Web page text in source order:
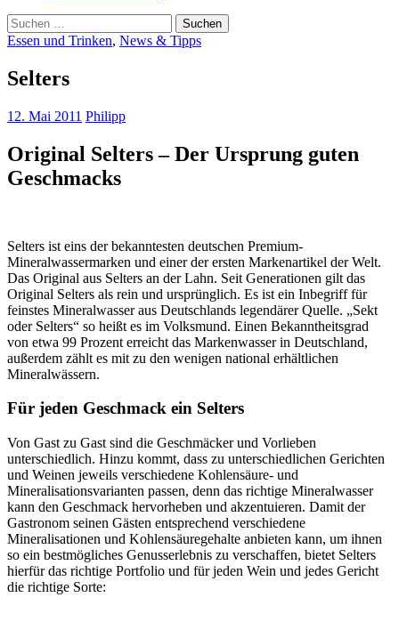
Suchen
nach:
Essen und Trinken, News & Tipps
Selters
12. Mai 2011 Philipp
Original Selters – Der Ursprung guten
Geschmacks
Selters ist eins der bekanntesten deutschen Premium-
Mineralwassermarken und einer der ersten Markenartikel der Welt.
Das Original aus Selters an der Lahn. Seit Generationen gilt das
Original Selters als rein und ursprünglich. Es ist ein Inbegriff für
feinstes Mineralwasser aus Deutschlands legendärer Quelle. „Sekt
oder Selters“ so heißt es im Volksmund. Einen Bekanntheitsgrad
von etwa 99 Prozent erreicht das Markenwasser in Deutschland,
außerdem zählt es mit zu den wenigen national erhältlichen
Mineralwässern.
Für jeden Geschmack ein Selters
Von Gast zu Gast sind die Geschmäcker und Vorlieben
unterschiedlich. Hinzu kommt, dass zu unterschiedlichen Gerichten
und Weinen jeweils verschiedene Kohlensäure- und
Mineralisationsvarianten passen, denn das richtige Mineralwasser
kann den Geschmack hervorheben und akzentuieren. Damit der
Gastronom seinen Gästen entsprechend verschiedene
Mineralisationen und Kohlensäuregehalte anbieten kann, um ihnen
so ein bestmögliches Genusserlebnis zu verschaffen, bietet Selters
hierfür das richtige Portfolio und für jeden Wein und jedes Gericht
die richtige Sorte: